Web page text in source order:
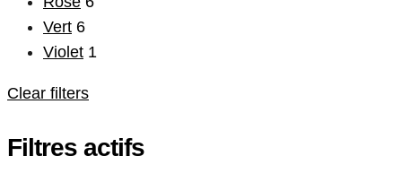
Vert 6
Violet 1
Clear filters
Filtres actifs